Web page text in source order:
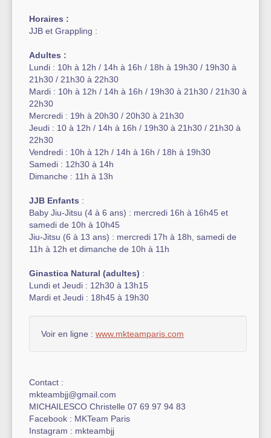
Horaires :
JJB et Grappling :
Adultes :
Lundi : 10h à 12h / 14h à 16h / 18h à 19h30 / 19h30 à
21h30 / 21h30 à 22h30
Mardi : 10h à 12h / 14h à 16h / 19h30 à 21h30 / 21h30 à
22h30
Mercredi : 19h à 20h30 / 20h30 à 21h30
Jeudi : 10 à 12h / 14h à 16h / 19h30 à 21h30 / 21h30 à
22h30
Vendredi : 10h à 12h / 14h à 16h / 18h à 19h30
Samedi : 12h30 à 14h
Dimanche : 11h à 13h
JJB Enfants :
Baby Jiu-Jitsu (4 à 6 ans) : mercredi 16h à 16h45 et
samedi de 10h à 10h45
Jiu-Jitsu (6 à 13 ans) : mercredi 17h à 18h, samedi de
11h à 12h et dimanche de 10h à 11h
Ginastica Natural (adultes) :
Lundi et Jeudi : 12h30 à 13h15
Mardi et Jeudi : 18h45 à 19h30
Voir en ligne : www.mkteamparis.com
Contact :
mkteambjj@gmail.com
MICHAILESCO Christelle 07 69 97 94 83
Facebook : MKTeam Paris
Instagram : mkteambjj